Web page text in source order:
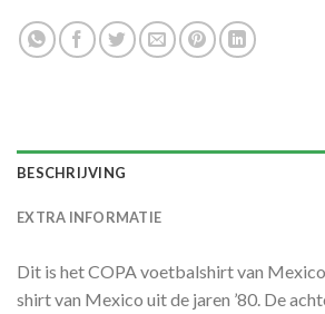
BESCHRIJVING
EXTRA INFORMATIE
Dit is het COPA voetbalshirt van
shirt van Mexico uit de jaren ’80. De